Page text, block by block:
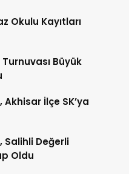
Okulu Kayıtları
Büyük
Akhisar İlçe SK’ya
Salihli Değerli
Oldu